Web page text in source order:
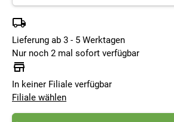
Lieferung ab 3 - 5 Werktagen
Nur noch 2 mal sofort verfügbar
In keiner Filiale verfügbar
Filiale wählen